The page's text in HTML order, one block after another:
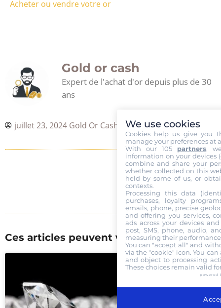
Acheter ou vendre votre or
Gold or cash
Expert de l'achat d'or depuis plus de 30
ans
juillet 23, 2024 Gold Or Cash
Ces articles peuvent vous interesser :
GOLD OR CASH
We use cookies
Cookies help us give you
manage your preferences at
With our 105 partners,
information on your devices
combine and share your
whether collected on this
held by some of us, or
contexts.
Processing this data
purchases, loyalty
emails, phone, precise
and offering you services,
ads across your devices
post, SMS, phone, audio,
measuring their
You can "accept all" and
via the "cookie" icon. You
and object to processing
These choices remain valid
powered